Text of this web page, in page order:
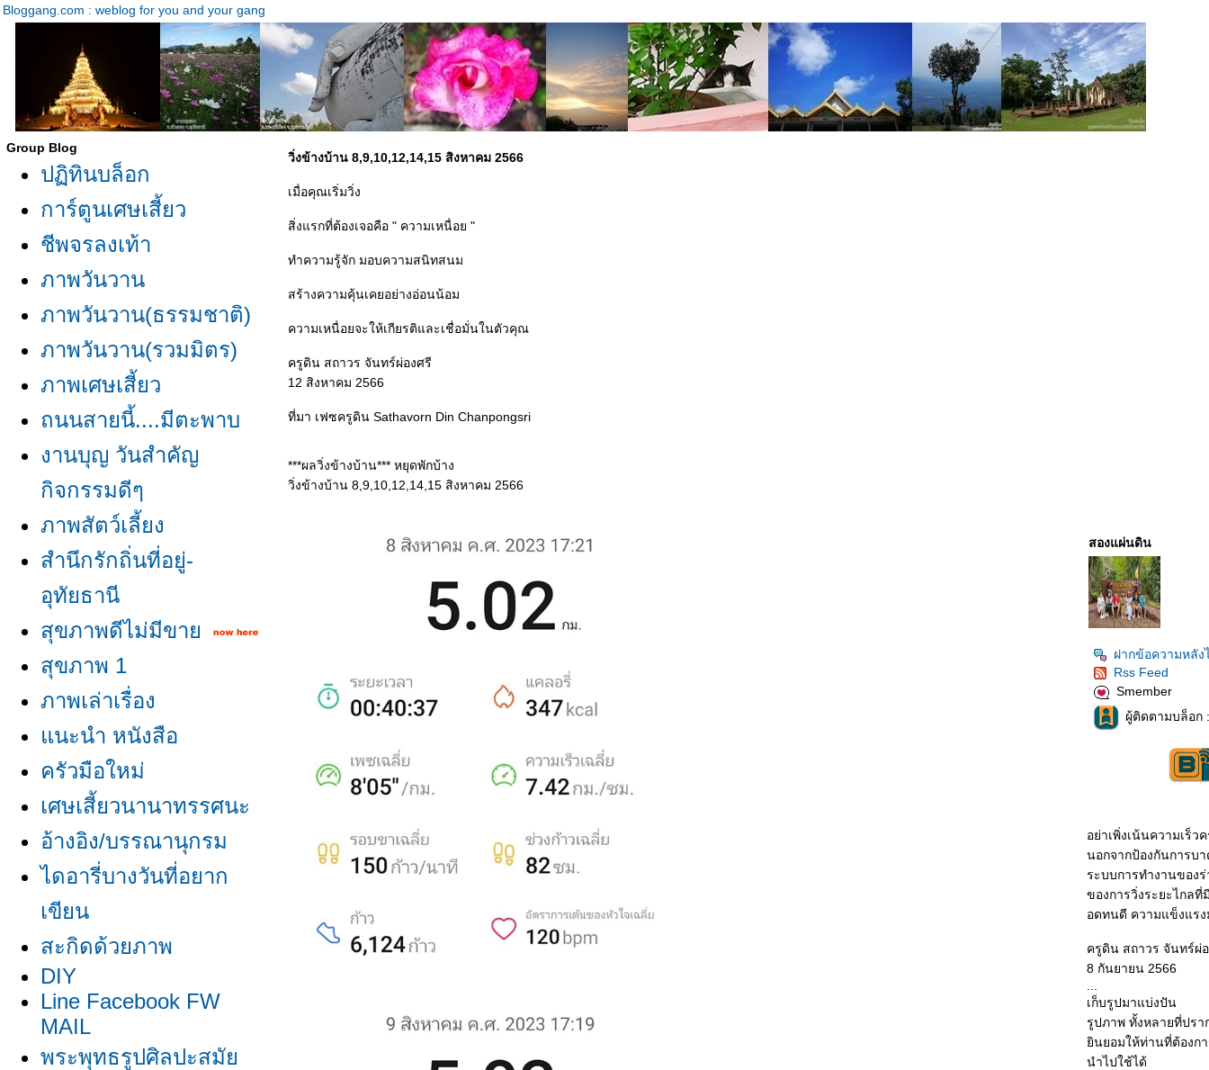
Bloggang.com : weblog for you and your gang
Group Blog
ปฏิทินบล็อก
การ์ตูนเศษเสี้ยว
ชีพจรลงเท้า
ภาพวันวาน
ภาพวันวาน(ธรรมชาติ)
ภาพวันวาน(รวมมิตร)
ภาพเศษเสี้ยว
ถนนสายนี้....มีตะพาบ
งานบุญ วันสำคัญ
กิจกรรมดีๆ
ภาพสัตว์เลี้ยง
สำนึกรักถิ่นที่อยู่-
อุทัยธานี
สุขภาพดีไม่มีขา
สุขภาพ 1
ภาพเล่าเรื่อง
นะนำ หนังสือ
ครัวมือใหม่
เศษเสี้ยวนานาทรรศนะ
อ้างอิง/บรรณานุกรม
ไดอารี่บางวันที่อยาก
เขียน
สะกิดด้วยภาพ
DIY
Line Facebook FW
MAIL
พระพุทธรูปศิลปะสมั
วิ่งข้างบ้าน 8,9,10,12,14,15 สิงหาคม 2566
เมื่อคุณเริ่มวิ่ง
สิ่งแรกที่ต้องเจอคือ " ความเหนื่อย "
ทำความรู้จัก มอบความสนิทสนม
สร้างความคุ้นเคยอย่างอ่อนน้อม
ความเหนื่อยจะให้เกียรติและเชื่อมั่นในตัวคุณ
ครูดิน สถาวร จันทร์ผ่องศรี
12 สิงหาคม 2566
ที่มา เฟซครูดิน Sathavorn Din Chanpongsri
***ผลวิ่งข้างบ้าน*** หยุดพักบ้าง
วิ่งข้างบ้าน 8,9,10,12,14,15 สิงหาคม 2566
สองแผ่นดิน
ฝากข้อความหลัง
Rss Feed
Smember
ผู้ติดตามบล็อก
อย่าเพิ่งเน้นความเร็
นอกจากป้องกันการบ
ระบบการทำงานของ
ของการวิ่งระยะไกล
อดทนดี ความแข็งแร
ครูดิน สถาวร จันทร์ผ่
8 กันยายน 2566
เก็บรูปมาแบ่งปัน
รูปภาพ ทั้งหลายที่ปรา
นยอมให้ท่านที่ต้องก
นำไปใช้ได้